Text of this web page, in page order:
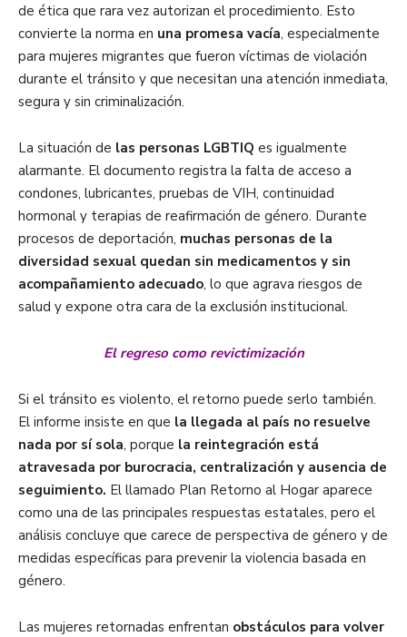
de ética que rara vez autorizan el procedimiento. Esto
convierte la norma en una promesa vacía, especialmente
para mujeres migrantes que fueron víctimas de violación
durante el tránsito y que necesitan una atención inmediata,
segura y sin criminalización.
La situación de las personas LGBTIQ es igualmente
alarmante. El documento registra la falta de acceso a
condones, lubricantes, pruebas de VIH, continuidad
hormonal y terapias de reafirmación de género. Durante
procesos de deportación, muchas personas de la
diversidad sexual quedan sin medicamentos y sin
acompañamiento adecuado, lo que agrava riesgos de
salud y expone otra cara de la exclusión institucional.
El regreso como revictimización
Si el tránsito es violento, el retorno puede serlo también.
El informe insiste en que la llegada al país no resuelve
nada por sí sola, porque la reintegración está
atravesada por burocracia, centralización y ausencia de
seguimiento. El llamado Plan Retorno al Hogar aparece
como una de las principales respuestas estatales, pero el
análisis concluye que carece de perspectiva de género y de
medidas específicas para prevenir la violencia basada en
género.
Las mujeres retornadas enfrentan obstáculos para volver